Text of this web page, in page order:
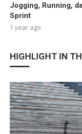
Jogging, Running,
Sprint
1 year ago
HIGHLIGHT IN